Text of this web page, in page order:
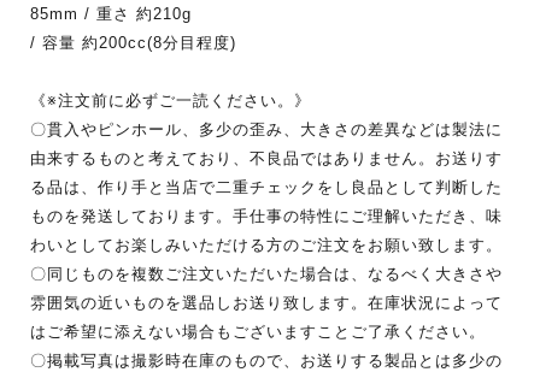
85mm / 重さ 約210g
/ 容量 約200cc(8分目程度)
《※注文前に必ずご一読ください。》
〇貫入やピンホール、多少の歪み、大きさの差異などは製法に
由来するものと考えており、不良品ではありません。お送りす
る品は、作り手と当店で二重チェックをし良品として判断した
ものを発送しております。手仕事の特性にご理解いただき、味
わいとしてお楽しみいただける方のご注文をお願い致します。
〇同じものを複数ご注文いただいた場合は、なるべく大きさや
雰囲気の近いものを選品しお送り致します。在庫状況によって
はご希望に添えない場合もございますことご了承ください。
〇掲載写真は撮影時在庫のもので、お送りする製品とは多少の